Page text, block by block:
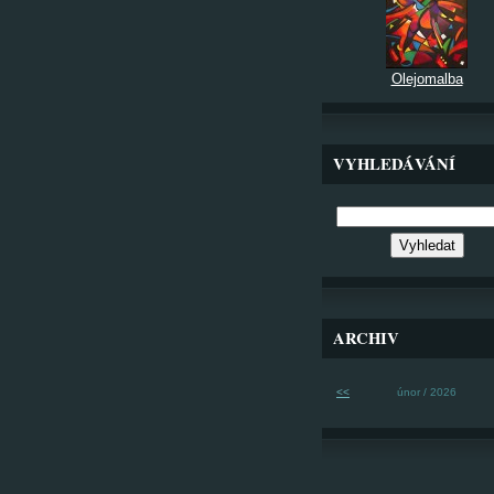
Olejomalba
VYHLEDÁVÁNÍ
ARCHIV
<< únor / 2026